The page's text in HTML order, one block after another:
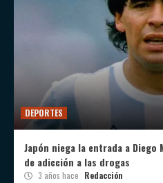
DEPORTES
Japón niega la entrada a
de adicción a las drogas
3 años hace Redacción